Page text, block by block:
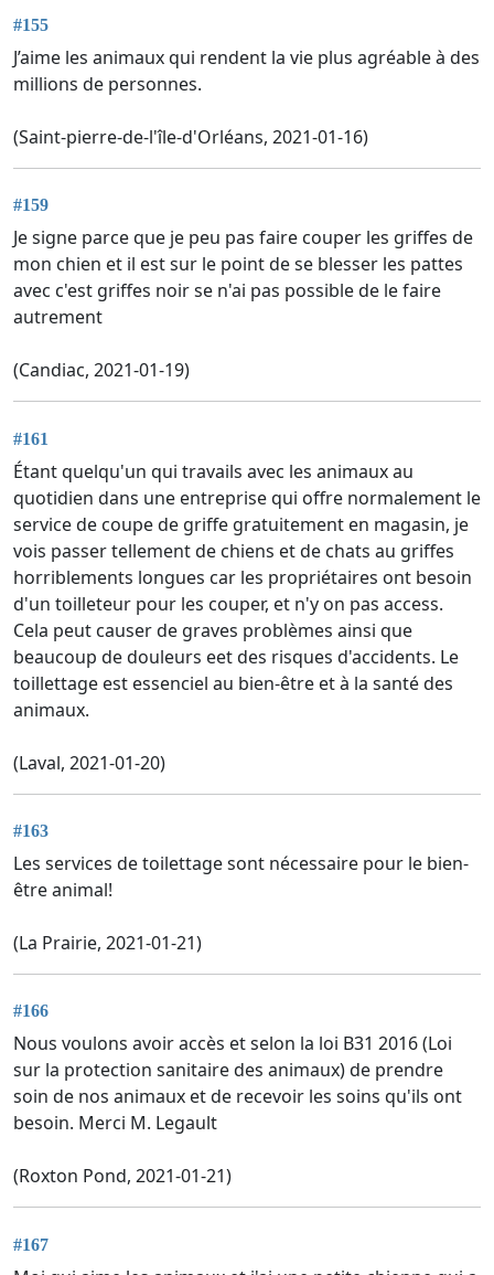
#155
J’aime les animaux qui rendent la vie plus agréable à des
millions de personnes.
(Saint-pierre-de-l'île-d'Orléans, 2021-01-16)
#159
Je signe parce que je peu pas faire couper les griffes de
mon chien et il est sur le point de se blesser les pattes
avec c'est griffes noir se n'ai pas possible de le faire
autrement
(Candiac, 2021-01-19)
#161
Étant quelqu'un qui travails avec les animaux au
quotidien dans une entreprise qui offre normalement le
service de coupe de griffe gratuitement en magasin, je
vois passer tellement de chiens et de chats au griffes
horriblements longues car les propriétaires ont besoin
d'un toilleteur pour les couper, et n'y on pas access.
Cela peut causer de graves problèmes ainsi que
beaucoup de douleurs eet des risques d'accidents. Le
toillettage est essenciel au bien-être et à la santé des
animaux.
(Laval, 2021-01-20)
#163
Les services de toilettage sont nécessaire pour le bien-
être animal!
(La Prairie, 2021-01-21)
#166
Nous voulons avoir accès et selon la loi B31 2016 (Loi
sur la protection sanitaire des animaux) de prendre
soin de nos animaux et de recevoir les soins qu'ils ont
besoin. Merci M. Legault
(Roxton Pond, 2021-01-21)
#167